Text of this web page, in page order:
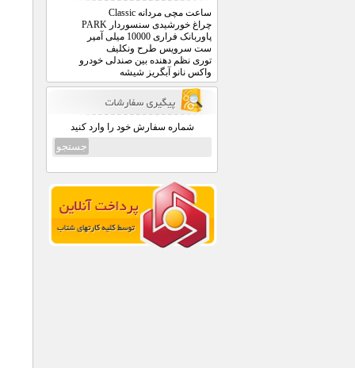
ساعت مچی مردانه Classic
چراغ خورشیدی سنسوردار PARK
پاوربانک فراری 10000 میلی آمپر
ست سرویس طرح ونکلیف
توری نظم دهنده بین صندلی خودرو
واکس نانو آبگریز شیشه
شماره سفارش خود را وارد کنید